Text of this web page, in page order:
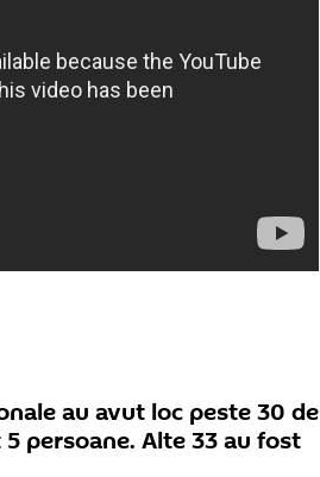
au avut loc peste 30 de
persoane. Alte 33 au fost